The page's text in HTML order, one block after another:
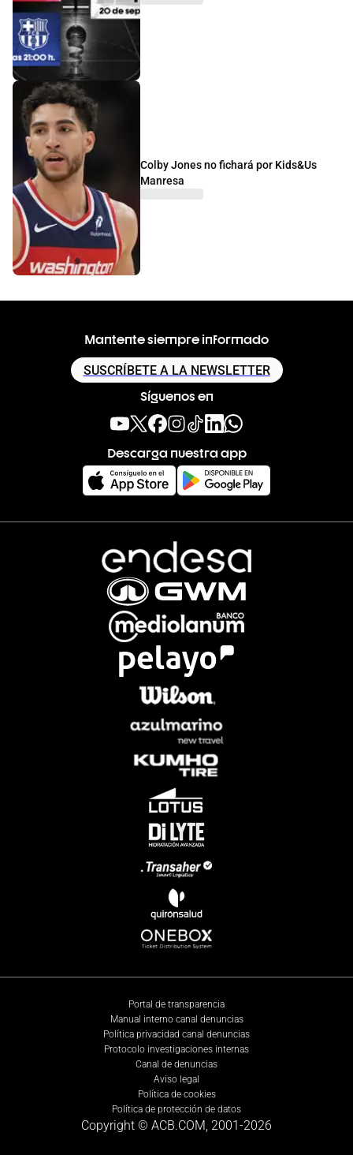
Colby Jones no fichará por Kids&Us
Manresa
Mantente siempre informado
SUSCRÍBETE A LA NEWSLETTER
Síguenos en
Descarga nuestra app
Portal de transparencia
Manual interno canal denuncias
Política privacidad canal denuncias
Protocolo investigaciones internas
Canal de denuncias
Aviso legal
Política de cookies
Política de protección de datos
Copyright © ACB.COM, 2001-2026